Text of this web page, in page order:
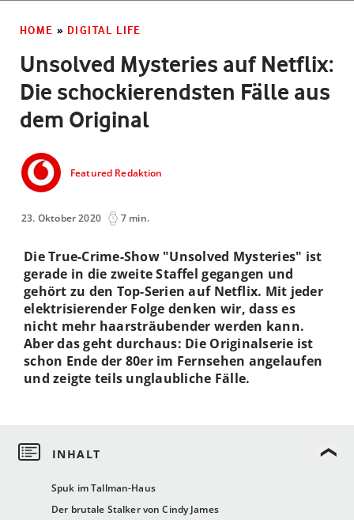
HOME » DIGITAL LIFE
Unsolved Mysteries auf Netflix:
Die schockierendsten Fälle aus
dem Original
Featured Redaktion
23. Oktober 2020 7 min.
Spuk im Tallman-Haus
Der brutale Stalker von Cindy James
Die True-Crime-Show "Unsolved Mysteries" ist
gerade in die zweite Staffel gegangen und
gehört zu den Top-Serien auf Netflix. Mit jeder
elektrisierender Folge denken wir, dass es
nicht mehr haarsträubender werden kann.
Aber das geht durchaus: Die Originalserie ist
schon Ende der 80er im Fernsehen angelaufen
und zeigte teils unglaubliche Fälle.